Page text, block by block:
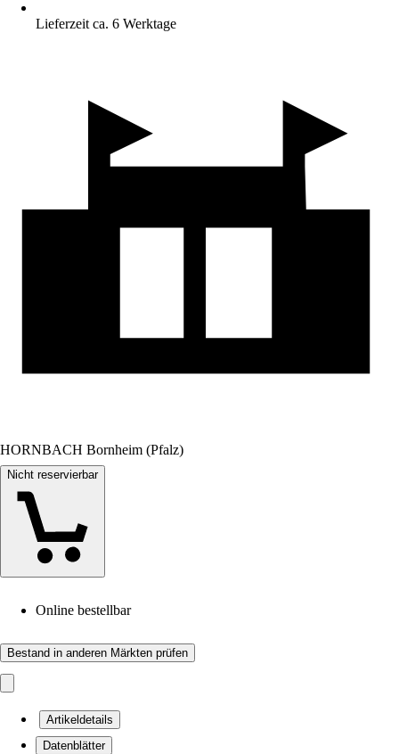
Lieferzeit ca. 6 Werktage
HORNBACH Bornheim (Pfalz)
Nicht reservierbar
Online bestellbar
Bestand in anderen Märkten prüfen
Artikeldetails
Datenblätter